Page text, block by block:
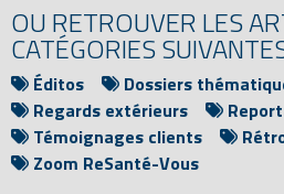
OU RETROUVER LES
CATÉGORIES
Éditos
Dossiers
Regards extérieurs
Témoignages clients
Zoom ReSanté-Vous